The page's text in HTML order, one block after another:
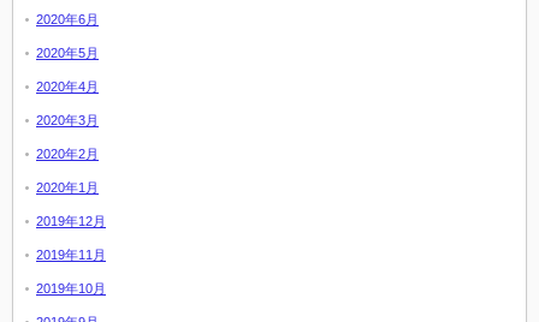
2020年6月
2020年5月
2020年4月
2020年3月
2020年2月
2020年1月
2019年12月
2019年11月
2019年10月